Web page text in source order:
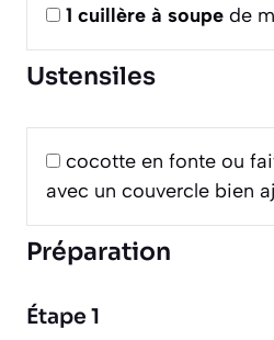
1 cuillère à soupe de
Ustensiles
cocotte en fonte ou
avec un couvercle bien
Préparation
Étape 1